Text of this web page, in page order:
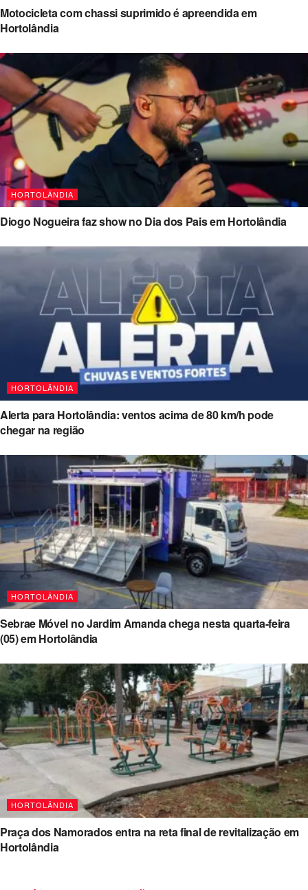
Motocicleta com chassi suprimido é apreendida em
Hortolândia
HORTOLÂNDIA
Diogo Nogueira faz show no Dia dos Pais em Hortolândia
HORTOLÂNDIA
Alerta para Hortolândia: ventos acima de 80 km/h pode
chegar na região
HORTOLÂNDIA
Sebrae Móvel no Jardim Amanda chega nesta quarta-feira
(05) em Hortolândia
HORTOLÂNDIA
Praça dos Namorados entra na reta final de revitalização em
Hortolândia